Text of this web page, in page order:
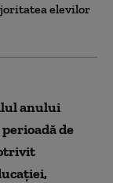
elevilor
anului
de